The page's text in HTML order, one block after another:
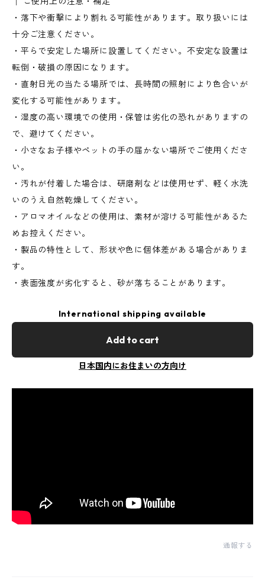
・落下や衝撃により割れる可能性があります。取り扱いには
十分ご注意ください。
・平らで安定した場所に設置してください。不安定な設置は
転倒・破損の原因になります。
・直射日光の当たる場所では、長時間の照射により色合いが
変化する可能性があります。
・湿度の高い環境での使用・保管は劣化の恐れがありますの
で、避けてください。
・小さなお子様やペットの手の届かない場所でご使用くださ
い。
・汚れが付着した場合は、研磨剤などは使用せず、軽く水洗
いのうえ自然乾燥してください。
・アロマオイルなどの使用は、素材が溶ける可能性があるた
めお控えください。
・製品の特性として、形状や色に個体差がある場合がありま
す。
・表面強度が劣化すると、砂が落ちることがあります。
International shipping available
Add to cart
日本国内にお住まいの方向け
通報する